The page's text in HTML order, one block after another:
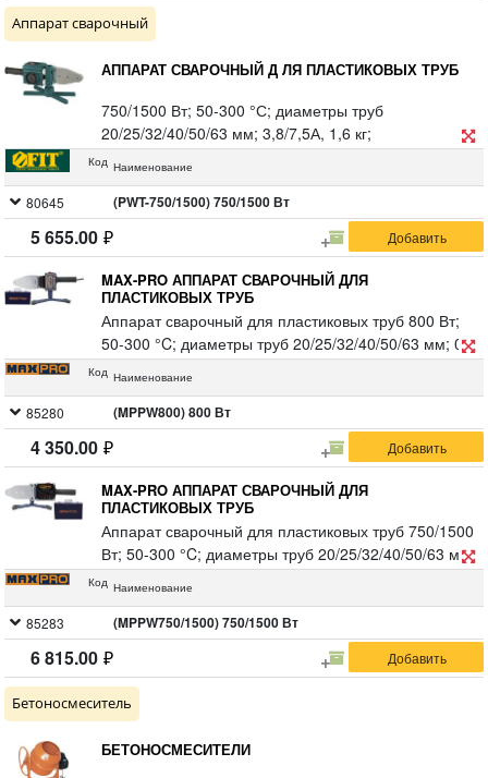
Аппарат сварочный
АППАРАТ СВАРОЧНЫЙ Д ЛЯ ПЛАСТИКОВЫХ ТРУБ
750/1500 Вт; 50-300 °С; диаметры труб
20/25/32/40/50/63 мм; 3,8/7,5А, 1,6 кг;
металлический кейс. Двойной переключатель
температуры, 6 комплектов насадок, тефлоновое
антипригарное покрытие насадок, алюминиевая
нагревательная пластина.
Код Наименование
80645 (PWT-750/1500) 750/1500 Вт
5 655.00
MAX-PRO АППАРАТ СВАРОЧНЫЙ ДЛЯ
ПЛАСТИКОВЫХ ТРУБ
Аппарат сварочный для пластиковых труб 800 Вт;
50-300 °C; диаметры труб 20/25/32/40/50/63 мм; 0,9
кг; металлический кейс.
Код Наименование
85280 (MPPW800) 800 Вт
4 350.00
MAX-PRO АППАРАТ СВАРОЧНЫЙ ДЛЯ
ПЛАСТИКОВЫХ ТРУБ
Аппарат сварочный для пластиковых труб 750/1500
Вт; 50-300 °C; диаметры труб 20/25/32/40/50/63 мм;
1,2 кг; металлический кейс.
Код Наименование
85283 (MPPW750/1500) 750/1500 Вт
6 815.00
Бетоносмеситель
БЕТОНОСМЕСИТЕЛИ